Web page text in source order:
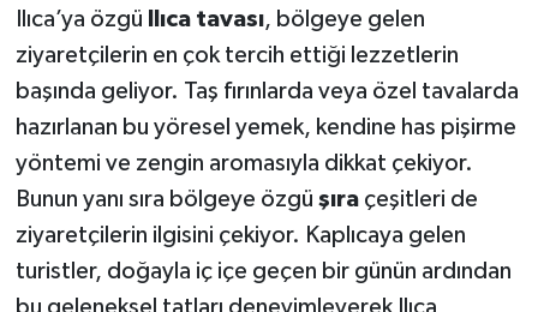
Ilıca’ya özgü
Ilıca tavası, bölgeye gelen
ziyaretçilerin en çok tercih ettiği lezzetlerin
başında geliyor. Taş fırınlarda veya özel tavalarda
hazırlanan bu yöresel yemek, kendine has pişirme
yöntemi ve zengin aromasıyla dikkat çekiyor.
Bunun yanı sıra bölgeye özgü şıra çeşitleri de
ziyaretçilerin ilgisini çekiyor. Kaplıcaya gelen
turistler, doğayla iç içe geçen bir günün ardından
bu geleneksel tatları deneyimleyerek Ilıca